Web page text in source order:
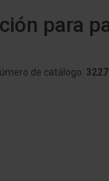
para
de catálogo: